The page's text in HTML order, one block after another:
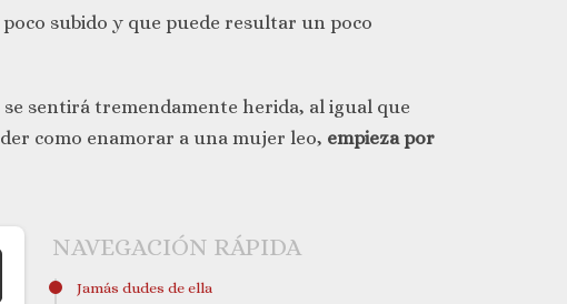
subido y que puede resultar un poco
sentirá tremendamente herida, al igual que
como enamorar a una mujer leo, empieza por
NAVEGACIÓN RÁPIDA
Jamás dudes de ella